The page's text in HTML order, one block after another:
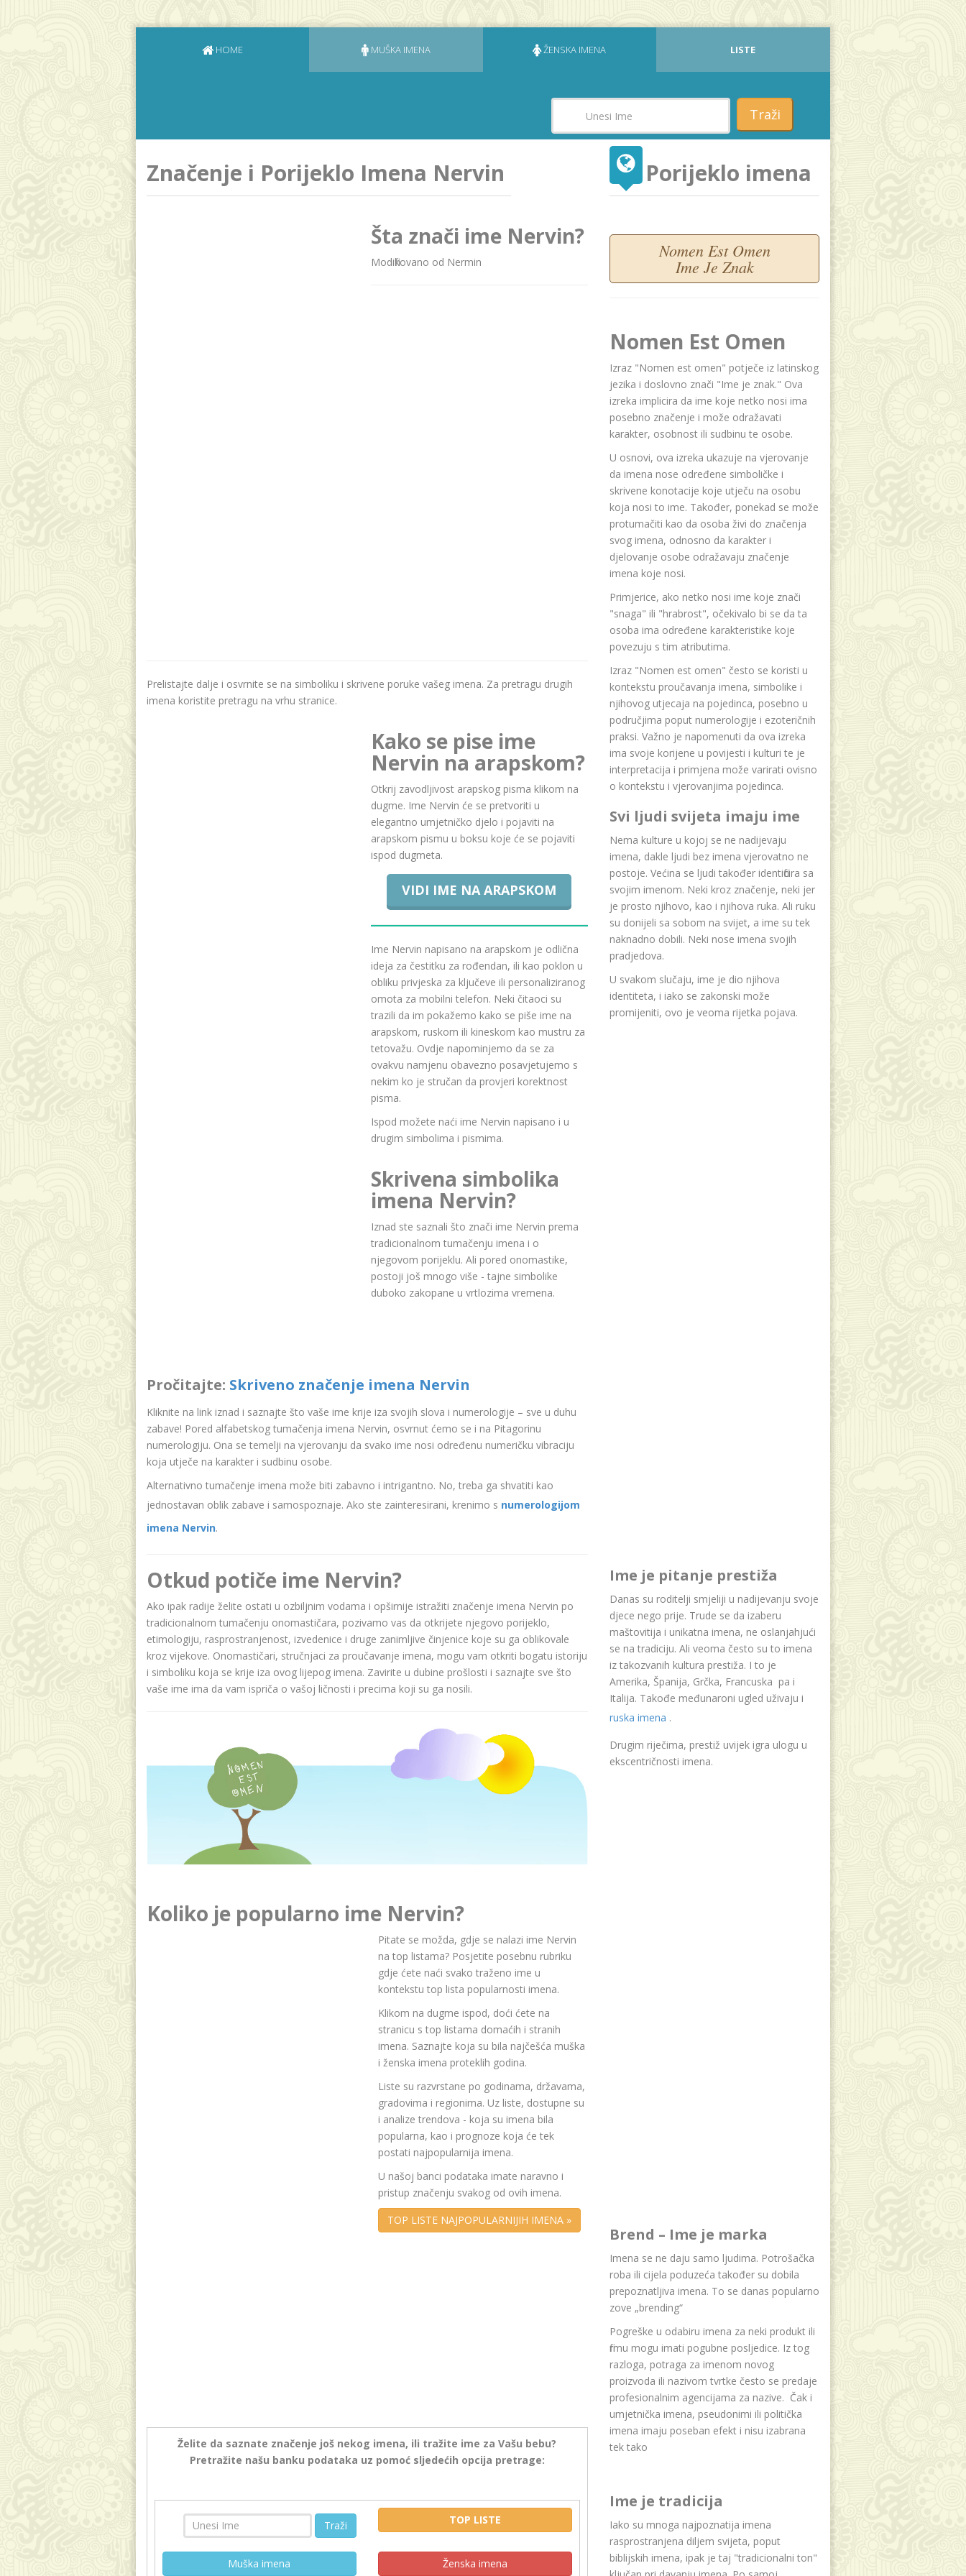
HOME MUŠKA IMENA ŽENSKA IMENA LISTE
Traži
Značenje i Porijeklo Imena Nervin
Šta znači ime Nervin?
Modifikovano od Nermin
Prelistajte dalje i osvrnite se na simboliku i skrivene poruke vašeg imena. Za pretragu drugih
imena koristite pretragu na vrhu stranice.
Kako se pise ime
Nervin na arapskom?
Otkrij zavodljivost arapskog pisma klikom na
dugme. Ime Nervin će se pretvoriti u
elegantno umjetničko djelo i pojaviti na
arapskom pismu u boksu koje će se pojaviti
ispod dugmeta.
VIDI IME NA ARAPSKOM
Ime Nervin napisano na arapskom je odlična
ideja za čestitku za rođendan, ili kao poklon u
obliku privjeska za ključeve ili personaliziranog
omota za mobilni telefon. Neki čitaoci su
trazili da im pokažemo kako se piše ime na
arapskom, ruskom ili kineskom kao mustru za
tetovažu. Ovdje napominjemo da se za
ovakvu namjenu obavezno posavjetujemo s
nekim ko je stručan da provjeri korektnost
pisma.
Ispod možete naći ime Nervin napisano i u
drugim simbolima i pismima.
Skrivena simbolika
imena Nervin?
Iznad ste saznali što znači ime Nervin prema
tradicionalnom tumačenju imena i o
njegovom porijeklu. Ali pored onomastike,
postoji još mnogo više - tajne simbolike
duboko zakopane u vrtlozima vremena.
Pročitajte: Skriveno značenje imena Nervin
Kliknite na link iznad i saznajte što vaše ime krije iza svojih slova i numerologije – sve u duhu
zabave! Pored alfabetskog tumačenja imena Nervin, osvrnut ćemo se i na Pitagorinu
numerologiju. Ona se temelji na vjerovanju da svako ime nosi određenu numeričku vibraciju
koja utječe na karakter i sudbinu osobe.
Alternativno tumačenje imena može biti zabavno i intrigantno. No, treba ga shvatiti kao
jednostavan oblik zabave i samospoznaje. Ako ste zainteresirani, krenimo s numerologijom
imena Nervin.
Otkud potiče ime Nervin?
Ako ipak radije želite ostati u ozbiljnim vodama i opširnije istražiti značenje imena Nervin po
tradicionalnom tumačenju onomastičara, pozivamo vas da otkrijete njegovo porijeklo,
etimologiju, rasprostranjenost, izvedenice i druge zanimljive činjenice koje su ga oblikovale
kroz vijekove. Onomastičari, stručnjaci za proučavanje imena, mogu vam otkriti bogatu istoriju
i simboliku koja se krije iza ovog lijepog imena. Zavirite u dubine prošlosti i saznajte sve što
vaše ime ima da vam ispriča o vašoj ličnosti i precima koji su ga nosili.
Koliko je popularno ime Nervin?
Pitate se možda, gdje se nalazi ime Nervin
na top listama? Posjetite posebnu rubriku
gdje ćete naći svako traženo ime u
kontekstu top lista popularnosti imena.
Klikom na dugme ispod, doći ćete na
stranicu s top listama domaćih i stranih
imena. Saznajte koja su bila najčešća muška
i ženska imena proteklih godina.
Liste su razvrstane po godinama, državama,
gradovima i regionima. Uz liste, dostupne su
i analize trendova - koja su imena bila
popularna, kao i prognoze koja će tek
postati najpopularnija imena.
U našoj banci podataka imate naravno i
pristup značenju svakog od ovih imena.
TOP LISTE NAJPOPULARNIJIH IMENA »
Želite da saznate značenje još nekog imena, ili tražite ime za Vašu bebu?
Pretražite našu banku podataka uz pomoć sljedećih opcija pretrage:
Traži TOP LISTE
Muška imena Ženska imena
Porijeklo imena
Nomen Est Omen
Ime Je Znak
Nomen Est Omen
Izraz "Nomen est omen" potječe iz latinskog
jezika i doslovno znači "Ime je znak." Ova
izreka implicira da ime koje netko nosi ima
posebno značenje i može odražavati
karakter, osobnost ili sudbinu te osobe.
U osnovi, ova izreka ukazuje na vjerovanje
da imena nose određene simboličke i
skrivene konotacije koje utječu na osobu
koja nosi to ime. Također, ponekad se može
protumačiti kao da osoba živi do značenja
svog imena, odnosno da karakter i
djelovanje osobe odražavaju značenje
imena koje nosi.
Primjerice, ako netko nosi ime koje znači
"snaga" ili "hrabrost", očekivalo bi se da ta
osoba ima određene karakteristike koje
povezuju s tim atributima.
Izraz "Nomen est omen" često se koristi u
kontekstu proučavanja imena, simbolike i
njihovog utjecaja na pojedinca, posebno u
područjima poput numerologije i ezoteričnih
praksi. Važno je napomenuti da ova izreka
ima svoje korijene u povijesti i kulturi te je
interpretacija i primjena može varirati ovisno
o kontekstu i vjerovanjima pojedinca.
Svi ljudi svijeta imaju ime
Nema kulture u kojoj se ne nadijevaju
imena, dakle ljudi bez imena vjerovatno ne
postoje. Većina se ljudi također identificira sa
svojim imenom. Neki kroz značenje, neki jer
je prosto njihovo, kao i njihova ruka. Ali ruku
su donijeli sa sobom na svijet, a ime su tek
naknadno dobili. Neki nose imena svojih
pradjedova.
U svakom slučaju, ime je dio njihova
identiteta, i iako se zakonski može
promijeniti, ovo je veoma rijetka pojava.
Ime je pitanje prestiža
Danas su roditelji smjeliji u nadijevanju svoje
djece nego prije. Trude se da izaberu
maštovitija i unikatna imena, ne oslanjahjući
se na tradiciju. Ali veoma često su to imena
iz takozvanih kultura prestiža. I to je
Amerika, Španija, Grčka, Francuska pa i
Italija. Takođe međunaroni ugled uživaju i
ruska imena .
Drugim riječima, prestiž uvijek igra ulogu u
ekscentričnosti imena.
Brend – Ime je marka
Imena se ne daju samo ljudima. Potrošačka
roba ili cijela poduzeća također su dobila
prepoznatljiva imena. To se danas popularno
zove „brending“
Pogreške u odabiru imena za neki produkt ili
firmu mogu imati pogubne posljedice. Iz tog
razloga, potraga za imenom novog
proizvoda ili nazivom tvrtke često se predaje
profesionalnim agencijama za nazive. Čak i
umjetnička imena, pseudonimi ili politička
imena imaju poseban efekt i nisu izabrana
tek tako
Ime je tradicija
Iako su mnoga najpoznatija imena
rasprostranjena diljem svijeta, poput
biblijskih imena, ipak je taj "tradicionalni ton"